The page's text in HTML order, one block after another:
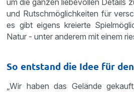
um die ganzen liebevollen Details
und Rutschmöglichkeiten für
es gibt eigens kreierte
Natur - unter anderem mit einem
So entstand die Idee für
„Wir haben das Gelände